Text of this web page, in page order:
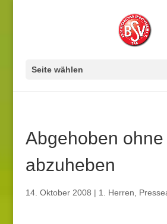
Seite wählen
Abgehoben ohne
abzuheben
14. Oktober 2008 | 1. Herren